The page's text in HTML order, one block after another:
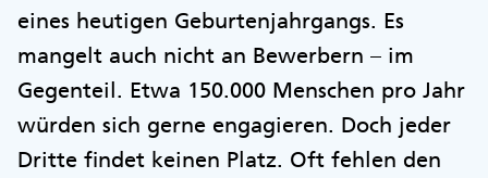
eines heutigen Geburtenjahrgangs. Es
mangelt auch nicht an Bewerbern – im
Gegenteil. Etwa 150.000 Menschen pro Jahr
würden sich gerne engagieren. Doch jeder
Dritte findet keinen Platz. Oft fehlen den